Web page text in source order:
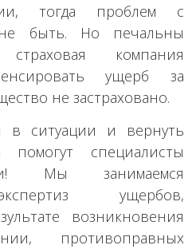
тогда проблем с
быть. Но печальны
компания
ущерб за
не застраховано.
в ситуации и вернуть
помогут специалисты
Мы занимаемся
ущербов,
возникновения
противоправных